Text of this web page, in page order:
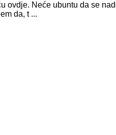
Neće ubuntu da se
da, t ...